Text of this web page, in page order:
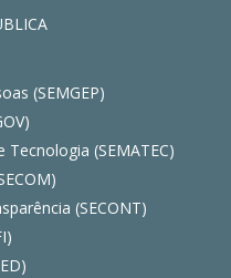
(SEMGEP)
(SEMATEC)
(SECONT)